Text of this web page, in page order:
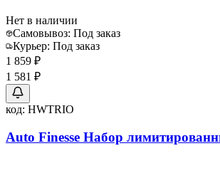
Нет в наличии
Самовывоз: Под заказ
Курьер: Под заказ
1 859 ₽
1 581 ₽
код: HWTRIO
Auto Finesse Набор